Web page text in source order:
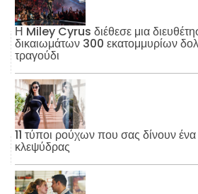
Η Miley Cyrus διέθεσε μια
δικαιωμάτων 300 εκατομμυρίων
τραγούδι
11 τύποι ρούχων που σας δίνουν ένα
κλεψύδρας